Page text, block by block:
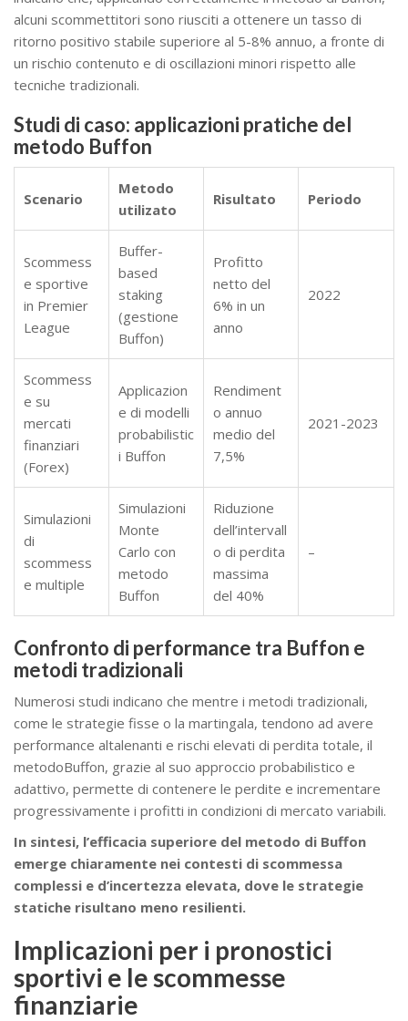
alcuni scommettitori sono riusciti a ottenere un tasso di
ritorno positivo stabile superiore al 5-8% annuo, a fronte di
un rischio contenuto e di oscillazioni minori rispetto alle
tecniche tradizionali.
Studi di caso: applicazioni pratiche del
metodo Buffon
Scenario
Metodo
utilizato
Risultato Periodo
Scommess
e sportive
in Premier
League
Buffer-
based
staking
(gestione
Buffon)
Profitto
netto del
6% in un
anno
2022
Scommess
e su
mercati
finanziari
(Forex)
Applicazion
e di modelli
probabilistic
i Buffon
Rendiment
o annuo
medio del
7,5%
2021-2023
Simulazioni
di
scommess
e multiple
Simulazioni
Monte
Carlo con
metodo
Buffon
Riduzione
dell’intervall
o di perdita
massima
del 40%
–
Confronto di performance tra Buffon e
metodi tradizionali
Numerosi studi indicano che mentre i metodi tradizionali,
come le strategie fisse o la martingala, tendono ad avere
performance altalenanti e rischi elevati di perdita totale, il
metodoBuffon, grazie al suo approccio probabilistico e
adattivo, permette di contenere le perdite e incrementare
progressivamente i profitti in condizioni di mercato variabili.
In sintesi, l’efficacia superiore del metodo di Buffon
emerge chiaramente nei contesti di scommessa
complessi e d’incertezza elevata, dove le strategie
statiche risultano meno resilienti.
Implicazioni per i pronostici
sportivi e le scommesse
finanziarie